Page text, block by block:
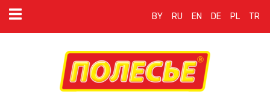
BY RU EN DE PL TR